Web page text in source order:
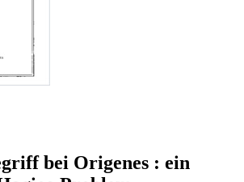
bei Origenes : ein